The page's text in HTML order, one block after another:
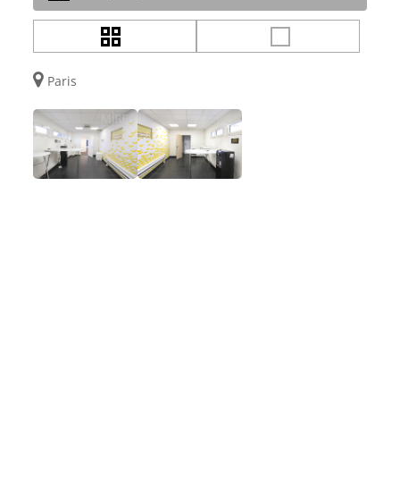
Paris